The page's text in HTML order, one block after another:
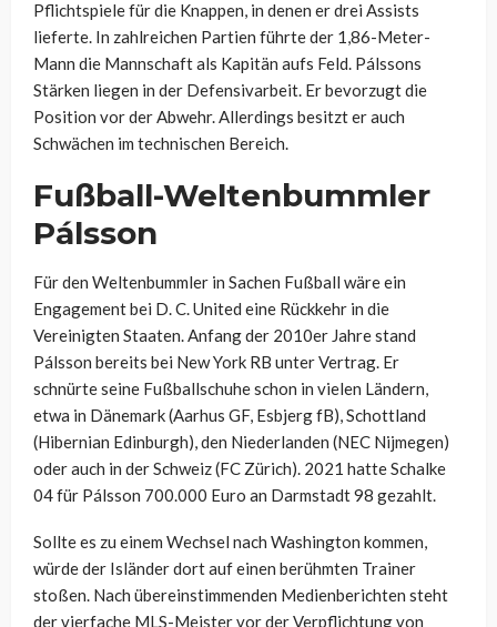
Pflichtspiele für die Knappen, in denen er drei Assists
lieferte. In zahlreichen Partien führte der 1,86-Meter-
Mann die Mannschaft als Kapitän aufs Feld. Pálssons
Stärken liegen in der Defensivarbeit. Er bevorzugt die
Position vor der Abwehr. Allerdings besitzt er auch
Schwächen im technischen Bereich.
Fußball-Weltenbummler
Pálsson
Für den Weltenbummler in Sachen Fußball wäre ein
Engagement bei D. C. United eine Rückkehr in die
Vereinigten Staaten. Anfang der 2010er Jahre stand
Pálsson bereits bei New York RB unter Vertrag. Er
schnürte seine Fußballschuhe schon in vielen Ländern,
etwa in Dänemark (Aarhus GF, Esbjerg fB), Schottland
(Hibernian Edinburgh), den Niederlanden (NEC Nijmegen)
oder auch in der Schweiz (FC Zürich). 2021 hatte Schalke
04 für Pálsson 700.000 Euro an Darmstadt 98 gezahlt.
Sollte es zu einem Wechsel nach Washington kommen,
würde der Isländer dort auf einen berühmten Trainer
stoßen. Nach übereinstimmenden Medienberichten steht
der vierfache MLS-Meister vor der Verpflichtung von